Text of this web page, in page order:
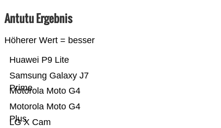
Antutu Ergebnis
Höherer Wert = besser
LG X Cam
Motorola Moto G4
Plus
Motorola Moto G4
Samsung Galaxy J7
Prime
Huawei P9 Lite